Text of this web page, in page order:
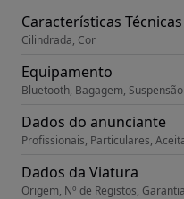
Características Técnicas
Cilindrada, Cor
Equipamento
Bluetooth, Bagagem,
Dados do anunciante
Profissionais, Particulares,
Dados da Viatura
Origem, Nº de Registos, Garantia